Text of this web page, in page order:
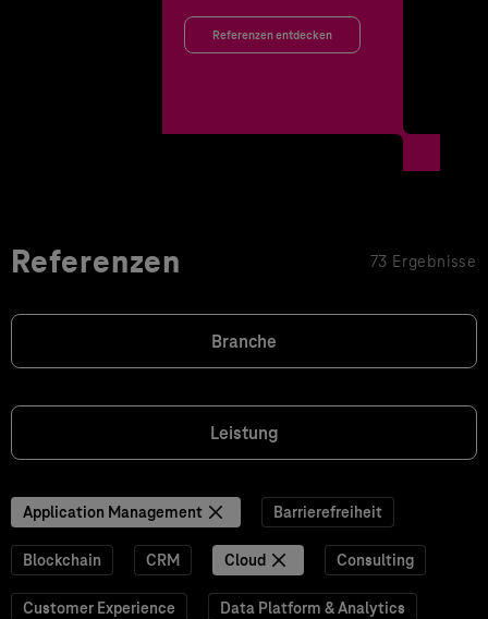
Referenzen entdecken
Referenzen 73 Ergebnisse
Branche
Leistung
Application Management Barrierefreiheit
Blockchain CRM Cloud Consulting
Customer Experience Data Platform & Analytics